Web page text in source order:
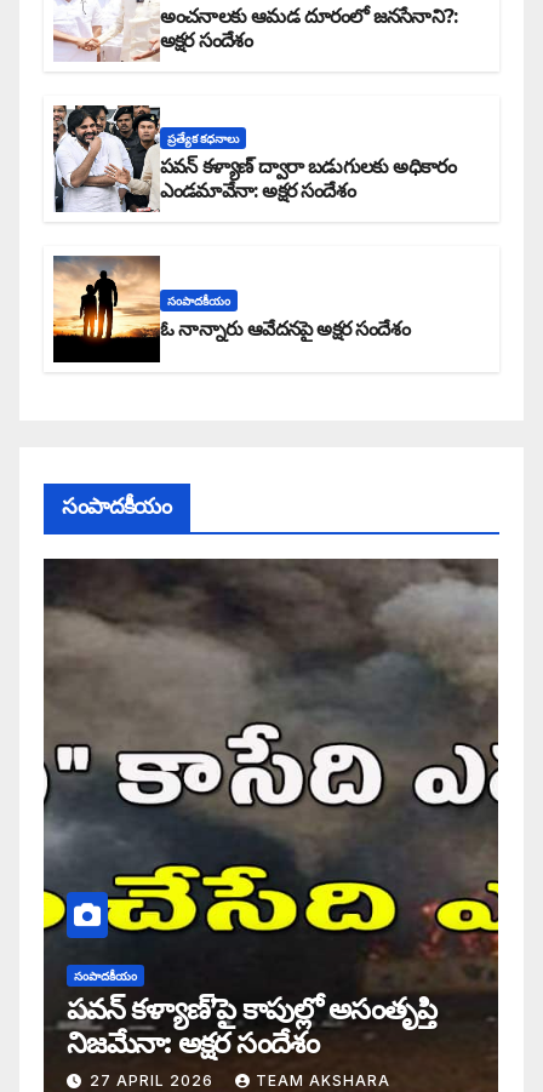
అంచనాలకు ఆమడ దూరంలో జనసేనాని?:
అక్షర సందేశం
ప్రత్యేక కధనాలు
పవన్ కళ్యాణ్ ద్వారా బడుగులకు అధికారం
ఎండమావేనా: అక్షర సందేశం
సంపాదకీయం
ఓ నాన్నారు ఆవేదనపై అక్షర సందేశం
సంపాదకీయం
సంపాదకీయం
పవన్ కళ్యాణ్’పై కాపుల్లో అసంతృప్తి
నిజమేనా: అక్షర సందేశం
27 APRIL 2026 TEAM AKSHARA